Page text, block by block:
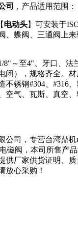
司 ，产品适用范围：
电动头】可安装于
、蝶阀、三通阀上
8"～至4"、牙口、法
闭），规格齐全。
不锈钢#304、#316
空气、瓦斯、真空
公司，专营台湾鼎机
磁阀，本司所售产
供厂家供货证明、
放心采购！